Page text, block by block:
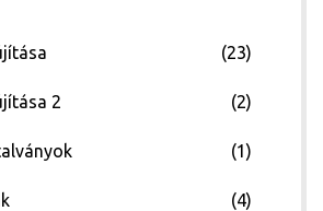
(23)
2 (2)
(1)
(4)